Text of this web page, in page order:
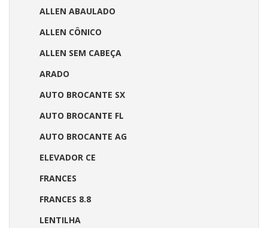
ALLEN ABAULADO
ALLEN CÔNICO
ALLEN SEM CABEÇA
ARADO
AUTO BROCANTE SX
AUTO BROCANTE FL
AUTO BROCANTE AG
ELEVADOR CE
FRANCES
FRANCES 8.8
LENTILHA